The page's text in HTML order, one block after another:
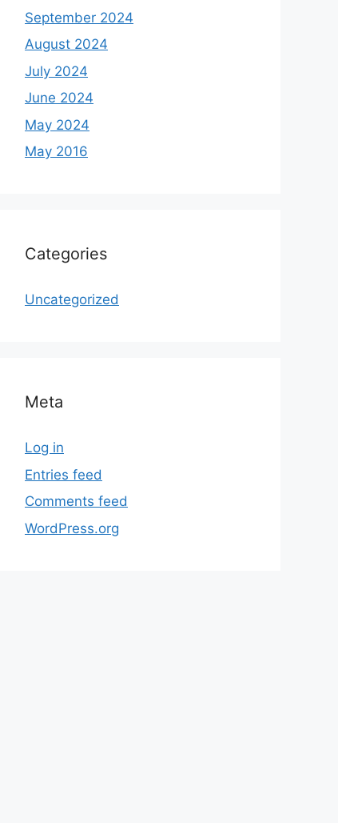
September 2024
August 2024
July 2024
June 2024
May 2024
May 2016
Categories
Uncategorized
Meta
Log in
Entries feed
Comments feed
WordPress.org